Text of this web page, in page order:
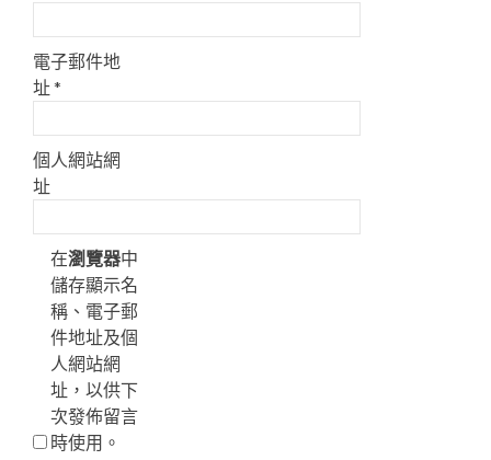
電子郵件地
址*
個人網站網
址
在瀏覽器中
儲存顯示名
稱、電子郵
件地址及個
人網站網
址，以供下
次發佈留言
時使用。